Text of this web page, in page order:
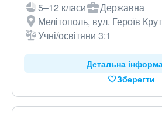
5–12 класи
Державна
Мелітополь, вул. Героїв
Учні/освітяни 3:1
Детальна
Зберегти